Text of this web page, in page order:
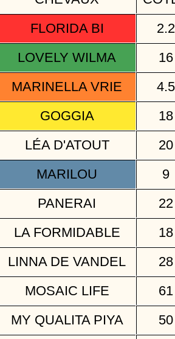
FLORIDA BI
LOVELY WILMA
MARINELLA VRIE
GOGGIA
LÉA D'ATOUT
MARILOU
9
PANERAI
LA FORMIDABLE
LINNA DE VANDEL
MOSAIC LIFE
MY QUALITA PIYA